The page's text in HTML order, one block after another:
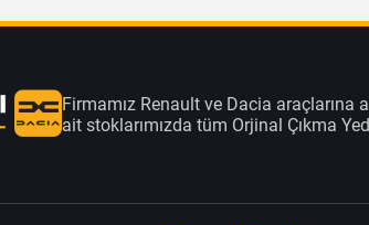
Firmamız Renault ve Dacia araçlarına
ait stoklarımızda tüm Orjinal Çıkma